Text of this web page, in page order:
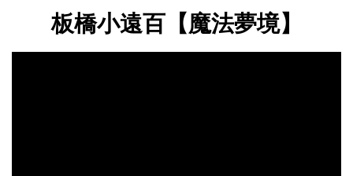
板橋小遠百【魔法夢境】